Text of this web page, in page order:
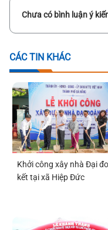
Chưa có bình luận ý
CÁC TIN KHÁC
Khởi công xây nhà Đại
kết tại xã Hiệp Đức